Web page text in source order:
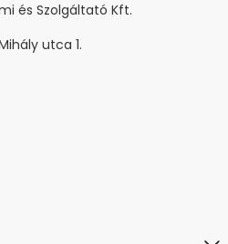
és Szolgáltató Kft.
utca 1.